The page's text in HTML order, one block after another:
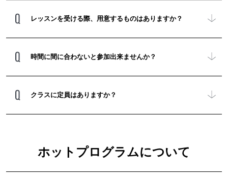
レッスンを受ける際、用意するものはありますか？
時間に間に合わないと参加出来ませんか？
クラスに定員はありますか？
ホットプログラムについて